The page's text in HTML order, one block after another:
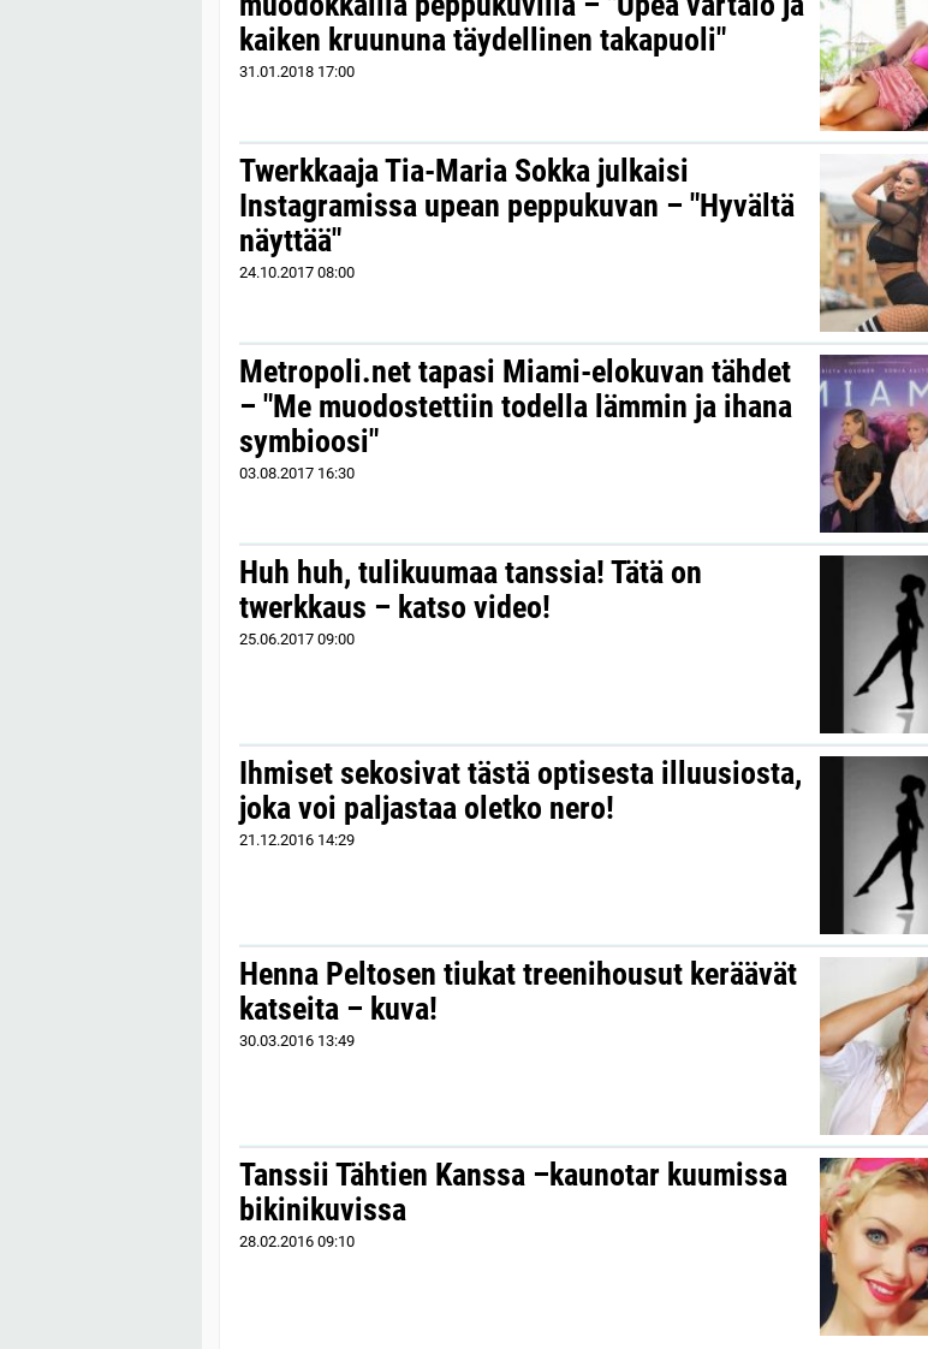
kaiken kruununa täydellinen takapuoli"
31.01.2018 17:00
Twerkkaaja Tia-Maria Sokka julkaisi
Instagramissa upean peppukuvan – "Hyvältä
näyttää"
24.10.2017 08:00
Metropoli.net tapasi Miami-elokuvan tähdet
– "Me muodostettiin todella lämmin ja ihana
symbioosi"
03.08.2017 16:30
Huh huh, tulikuumaa tanssia! Tätä on
twerkkaus – katso video!
25.06.2017 09:00
Ihmiset sekosivat tästä optisesta illuusiosta,
joka voi paljastaa oletko nero!
21.12.2016 14:29
Henna Peltosen tiukat treenihousut keräävät
katseita – kuva!
30.03.2016 13:49
Tanssii Tähtien Kanssa –kaunotar kuumissa
bikinikuvissa
28.02.2016 09:10